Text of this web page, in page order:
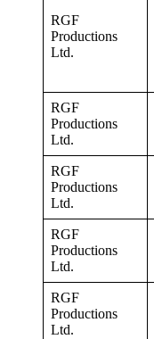
RGF
Productions
Ltd.
RGF
Productions
Ltd.
RGF
Productions
Ltd.
RGF
Productions
Ltd.
RGF
Productions
Ltd.